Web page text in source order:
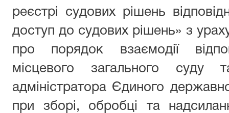
реєстрі судових рішень
доступ до судових рішень» з
про порядок взаємодії
місцевого загального суду та
адміністратора Єдиного
при зборі, обробці та